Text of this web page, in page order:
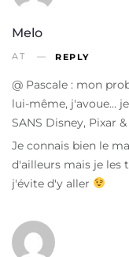
Melo
AT REPLY
@ Pascale : mon
lui-même, j'avoue…
SANS Disney, Pixar
Je connais bien le
d'ailleurs mais je les
j'évite d'y aller